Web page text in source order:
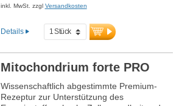
inkl. MwSt. zzgl Versandkosten
Details
Mitochondrium forte PRO
Wissenschaftlich abgestimmte Premium-
Rezeptur zur Unterstützung des